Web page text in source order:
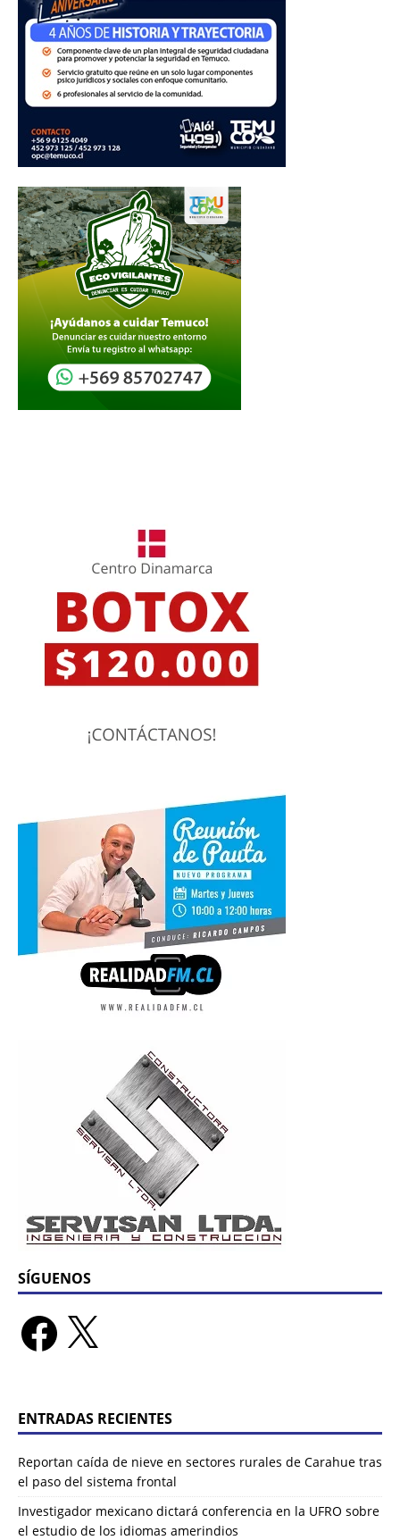
SÍGUENOS
ENTRADAS RECIENTES
Reportan caída de nieve en sectores rurales de Carahue tras
el paso del sistema frontal
Investigador mexicano dictará conferencia en la UFRO sobre
el estudio de los idiomas amerindios